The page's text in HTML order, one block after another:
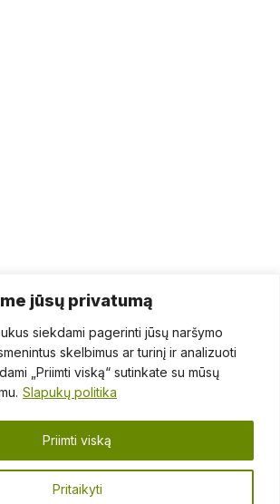
jūsų privatumą
siekdami pagerinti jūsų naršymo
skelbimus ar turinį ir analizuoti
„Priimti viską“ sutinkate su mūsų
Slapukų politika
Pritaikyti
Priimti viską